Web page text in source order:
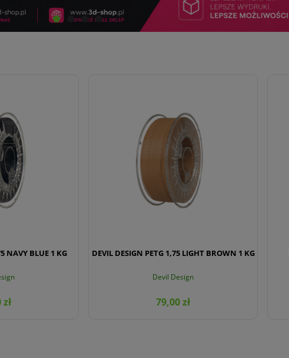
NAVY BLUE 1 KG DEVIL DESIGN PETG 1,75 LIGHT BROWN 1 KG
Devil Design
79,00 zł